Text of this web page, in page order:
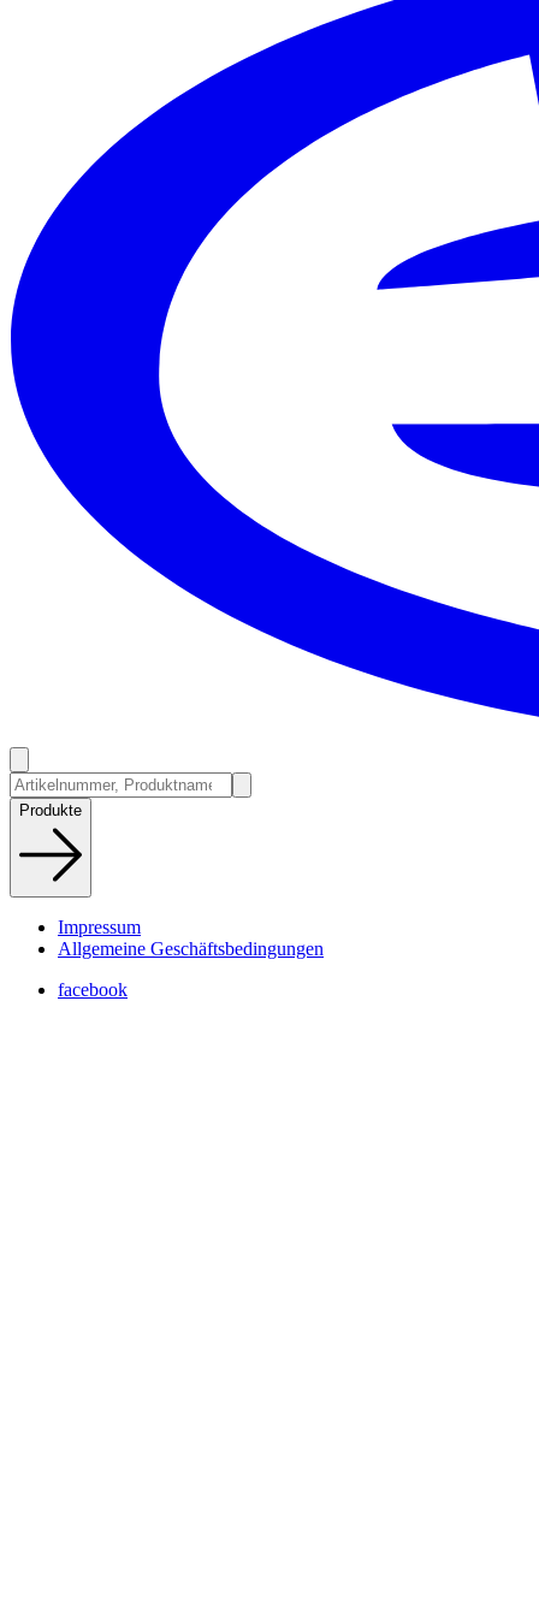
Produkte
Impressum
Allgemeine Geschäftsbedingungen
facebook